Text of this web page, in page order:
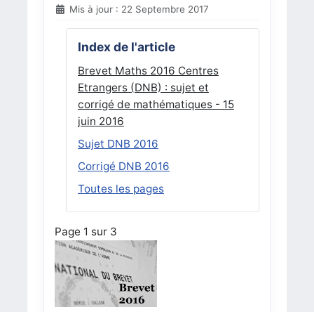
Mis à jour : 22 Septembre 2017
Index de l'article
Brevet Maths 2016 Centres
Etrangers (DNB) : sujet et
corrigé de mathématiques - 15
juin 2016
Sujet DNB 2016
Corrigé DNB 2016
Toutes les pages
Page 1 sur 3